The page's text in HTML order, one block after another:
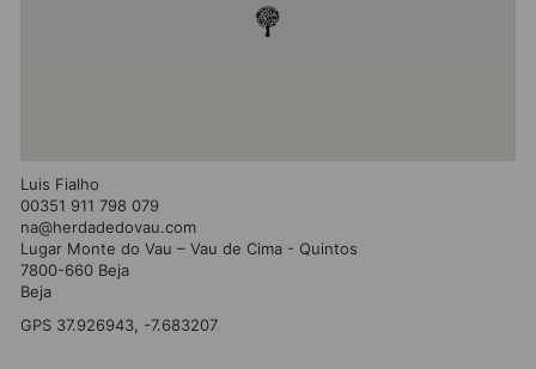
Luis Fialho
00351 911 798 079
na@herdadedovau.com
Lugar Monte do Vau – Vau de Cima - Quintos
7800-660 Beja
Beja
GPS 37.926943, -7.683207